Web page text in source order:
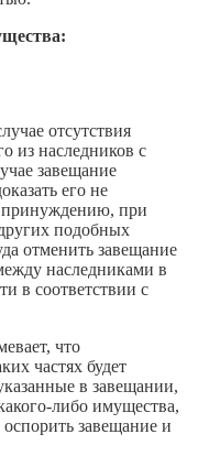
отсутствия
из наследников с
завещание
его не
принуждению, при
подобных
отменить завещание
наследниками в
в соответствии с
что
частях будет
в завещании,
либо имущества,
завещание и